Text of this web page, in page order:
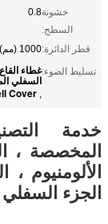
خشونة
السطح:
0.8
قطر الدائرة:1000 (مم) كحد أقصى
تسليط الضوء:غطاء
السفلي
,
Cover
خدمة
المخصصة ،
الألومنيوم
الجزء